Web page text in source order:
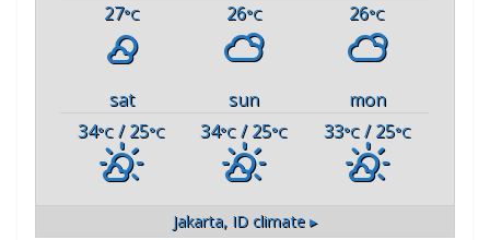
27°C 26°C 26°C
sat sun
mon
34°C / 25°C 34°C / 25°C 33°C/ 25°C
Jakarta, ID climate ▸